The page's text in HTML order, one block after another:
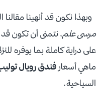
وبهذا نكون قد أنهينا مقالنا
مرسى علم، نتمنى أن تكون
على دراية كاملة بما يوفره
ماهي أسعار فندق رويال
السياحية.